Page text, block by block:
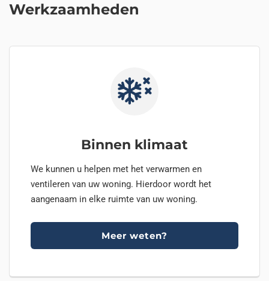
Werkzaamheden
Binnen klimaat
We kunnen u helpen met het verwarmen en
ventileren van uw woning. Hierdoor wordt het
aangenaam in elke ruimte van uw woning.
Meer weten?